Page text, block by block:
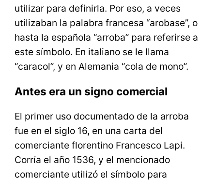
utilizar para definirla. Por eso, a veces
utilizaban la palabra francesa “arobase”, o
hasta la española “arroba” para referirse a
este símbolo. En italiano se le llama
“caracol”, y en Alemania “cola de mono”.
Antes era un signo comercial
El primer uso documentado de la arroba
fue en el siglo 16, en una carta del
comerciante florentino Francesco Lapi.
Corría el año 1536, y el mencionado
comerciante utilizó el símbolo para